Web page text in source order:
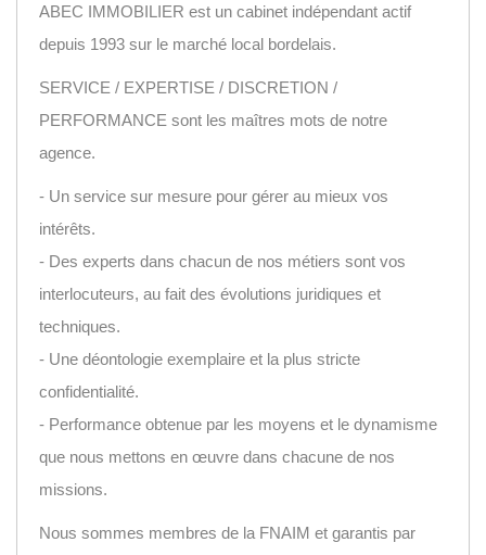
ABEC IMMOBILIER est un cabinet indépendant actif
depuis 1993 sur le marché local bordelais.
SERVICE / EXPERTISE / DISCRETION /
PERFORMANCE sont les maîtres mots de notre
agence.
- Un service sur mesure pour gérer au mieux vos
intérêts.
- Des experts dans chacun de nos métiers sont vos
interlocuteurs, au fait des évolutions juridiques et
techniques.
- Une déontologie exemplaire et la plus stricte
confidentialité.
- Performance obtenue par les moyens et le dynamisme
que nous mettons en œuvre dans chacune de nos
missions.
Nous sommes membres de la FNAIM et garantis par